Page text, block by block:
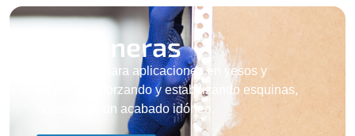
Cantoneras
Destinadas para aplicaciones en yesos y
morteros, reforzando y estabilizando esquinas,
obteniendo un acabado idóneo.